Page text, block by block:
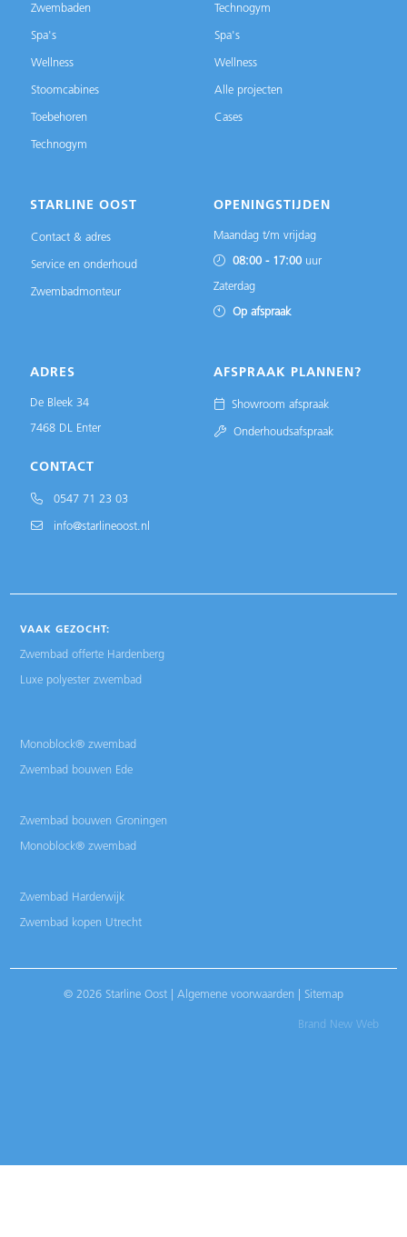
Zwembaden
Spa's
Wellness
Stoomcabines
Toebehoren
Technogym
Technogym
Spa's
Wellness
Alle projecten
Cases
STARLINE OOST
Contact & adres
Service en onderhoud
Zwembadmonteur
OPENINGSTIJDEN
Maandag t/m vrijdag
08:00 - 17:00uur
Zaterdag
Op afspraak
ADRES
De Bleek 34
7468 DL Enter
CONTACT
0547 71 23 03
info@starlineoost.nl
AFSPRAAK PLANNEN?
Showroom afspraak
Onderhoudsafspraak
VAAK GEZOCHT:
Zwembad offerte Hardenberg
Luxe polyester zwembad
Monoblock® zwembad
Zwembad bouwen Ede
Zwembad bouwen Groningen
Monoblock® zwembad
Zwembad Harderwijk
Zwembad kopen Utrecht
© 2026 Starline Oost | Algemene voorwaarden Sitemap
Brand New Web